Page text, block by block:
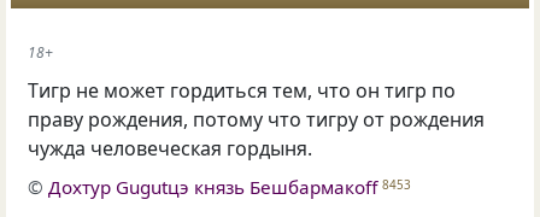
18+
Tигр не может гордиться тем, что он тигр по
праву рождения, потому что тигру от рождения
чужда человеческая гордыня.
©Дохтур Gugutцэ князь Бешбармакоff 8453